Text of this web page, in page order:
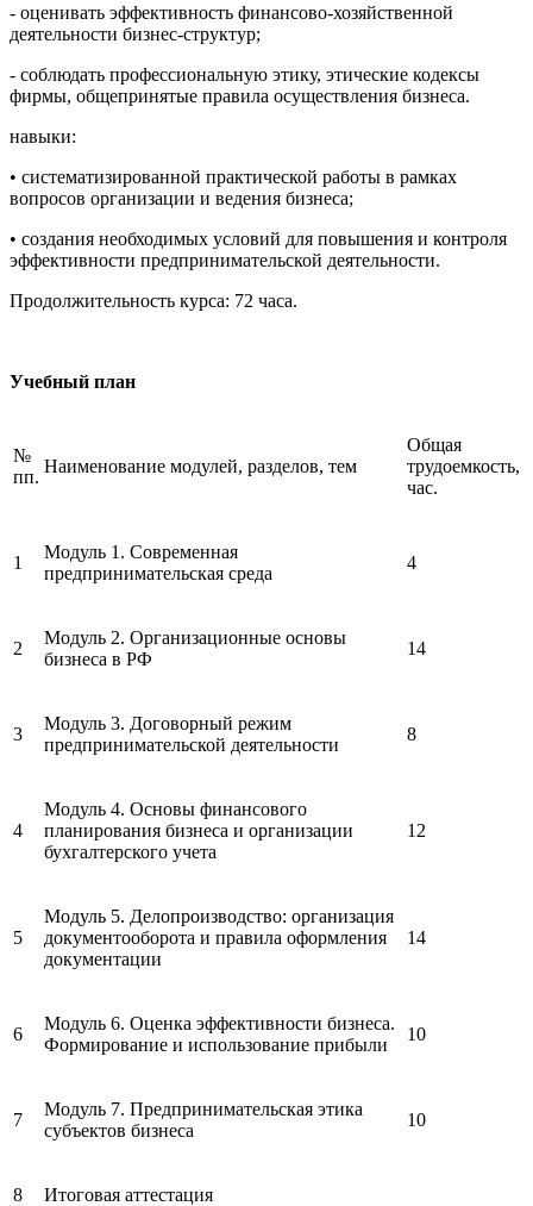
- оценивать эффективность финансово-хозяйственной
деятельности бизнес-структур;
- соблюдать профессиональную этику, этические кодексы
фирмы, общепринятые правила осуществления бизнеса.
навыки:
• систематизированной практической работы в рамках
вопросов организации и ведения бизнеса;
• создания необходимых условий для повышения и контроля
эффективности предпринимательской деятельности.
Продолжительность курса: 72 часа.
Учебный план
№
пп.
Наименование модулей, разделов, тем
Общая
трудоемкость,
час.
1
Модуль 1. Современная
предпринимательская среда
4
2
Модуль 2. Организационные основы
бизнеса в РФ
14
3
Модуль 3. Договорный режим
предпринимательской деятельности
8
4
Модуль 4. Основы финансового
планирования бизнеса и организации
бухгалтерского учета
12
5
Модуль 5. Делопроизводство: организация
документооборота и правила оформления
документации
14
6
Модуль 6. Оценка эффективности бизнеса.
Формирование и использование прибыли
10
7
Модуль 7. Предпринимательская этика
субъектов бизнеса
10
8 Итоговая аттестация